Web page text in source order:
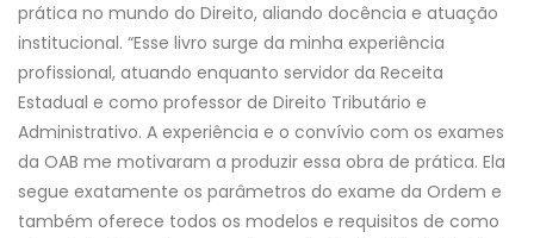
prática no mundo do Direito, aliando docência e atuação
institucional. “Esse livro surge da minha experiência
profissional, atuando enquanto servidor da Receita
Estadual e como professor de Direito Tributário e
Administrativo. A experiência e o convívio com os exames
da OAB me motivaram a produzir essa obra de prática. Ela
segue exatamente os parâmetros do exame da Ordem e
também oferece todos os modelos e requisitos de como